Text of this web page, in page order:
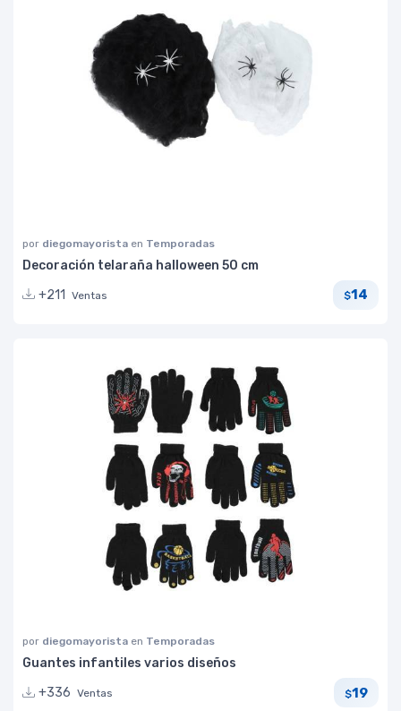
por diegomayorista en Temporadas
Decoración telaraña halloween 50 cm
+211
Ventas $14
por diegomayorista en Temporadas
Guantes infantiles varios diseños
+336 Ventas $19